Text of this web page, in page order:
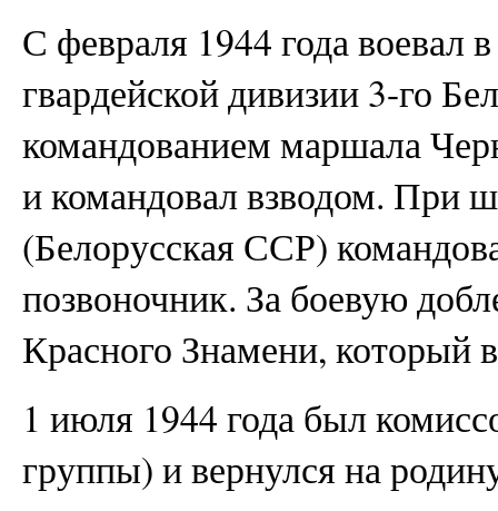
С февраля 1944 года воевал
гвардейской дивизии 3-го
командованием маршала
и командовал взводом. При
(Белорусская ССР)
позвоночник. За боевую
Красного Знамени, который
1 июля 1944 года был
группы) и вернулся на